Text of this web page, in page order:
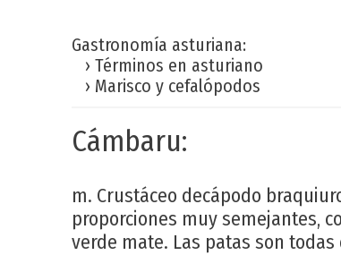
Gastronomía asturiana:
› Términos en asturiano
› Marisco y cefalópodos
Cámbaru:
m. Crustáceo decápodo
proporciones muy semejantes,
verde mate. Las patas son